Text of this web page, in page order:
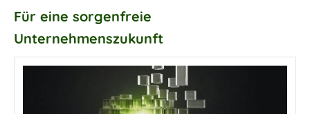
Für eine sorgenfreie
Unternehmenszukunft